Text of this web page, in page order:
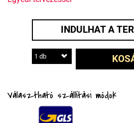
INDULHAT A
1 db
Választható szállítási módok